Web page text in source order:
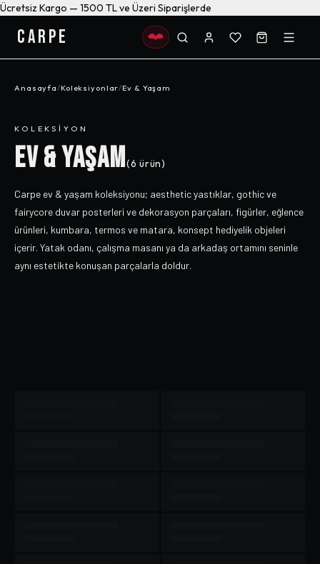
Ücretsiz Kargo — 1500 TL ve Üzeri Siparişlerde
CARPE
Anasayfa/Koleksiyonlar/Ev & Yaşam
KOLEKSIYON
EV & YAŞAM(6 ürün)
Carpe ev & yaşam koleksiyonu; aesthetic yastıklar, gothic ve
fairycore duvar posterleri ve dekorasyon parçaları, figürler, eğlence
ürünleri, kumbara, termos ve matara, konsept hediyelik objeleri
içerir. Yatak odanı, çalışma masanı ya da arkadaş ortamını seninle
aynı estetikte konuşan parçalarla doldur.